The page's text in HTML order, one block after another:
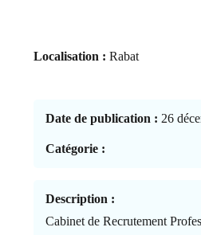
Localisation : Rabat
Date de publication : 26
Catégorie :
Description :
Cabinet de Recrutement